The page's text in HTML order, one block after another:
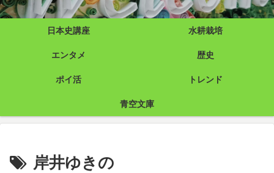
日本史講座 水耕栽培
エンタメ 歴史
ポイ活 トレンド
青空文庫
岸井ゆきの